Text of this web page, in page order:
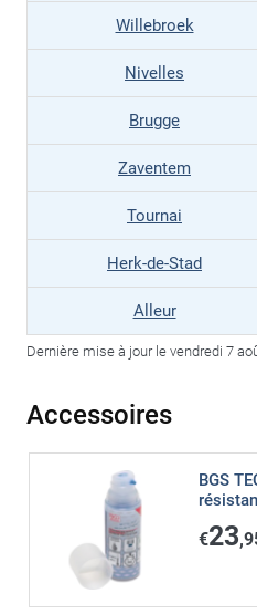
Willebroek
Nivelles
Brugge
Zaventem
Tournai
Herk-de-Stad
Alleur
Dernière mise à jour le vendredi 7
Accessoires
BGS
€23